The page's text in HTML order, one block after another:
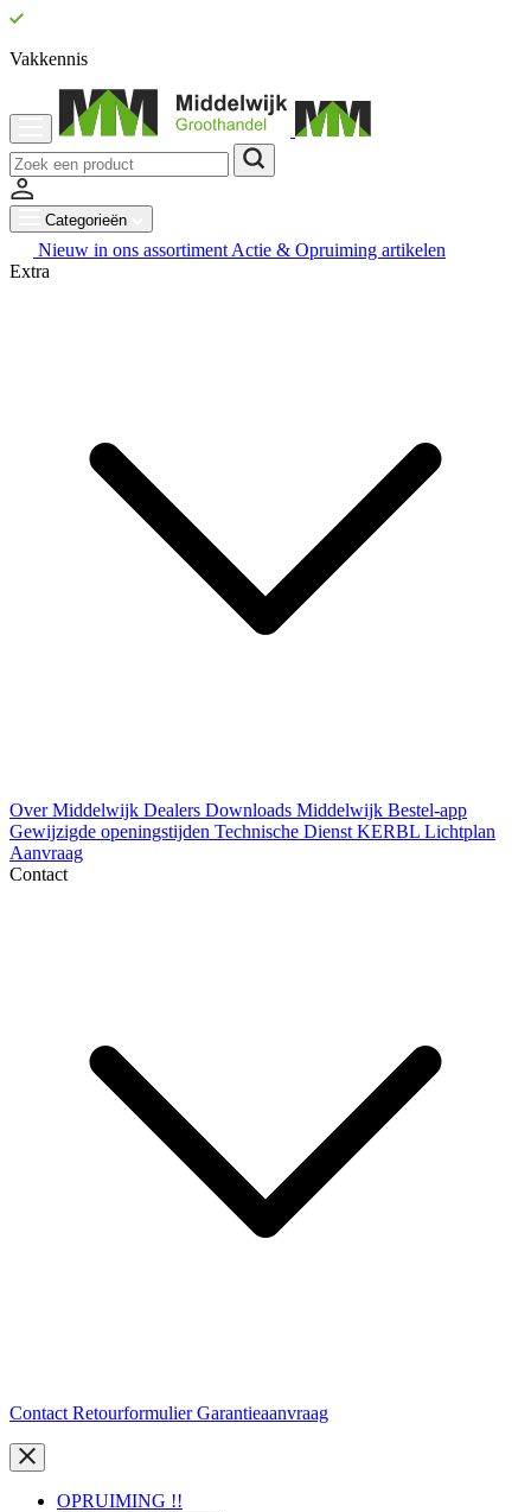
Vakkennis
Categorieën
Nieuw in ons assortiment Actie & Opruiming artikelen
Extra
Over Middelwijk Dealers Downloads Middelwijk Bestel-app
Gewijzigde openingstijden Technische Dienst KERBL Lichtplan
Aanvraag
Contact
Contact RetourformulierGarantieaanvraag
OPRUIMING !!